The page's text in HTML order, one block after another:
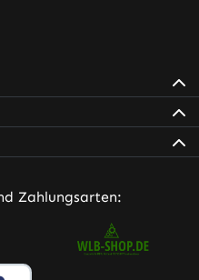
öffnet in neuem Tab
– öffnet in neuem Tab
inspirieren – öffnet in
öffnet in neuem Tab
Zahlungsarten: